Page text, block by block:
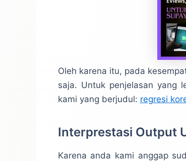
Oleh karena itu, pada
saja. Untuk penjelasan yang
kami yang berjudul: regresi
Interprestasi Output
Karena anda kami anggap